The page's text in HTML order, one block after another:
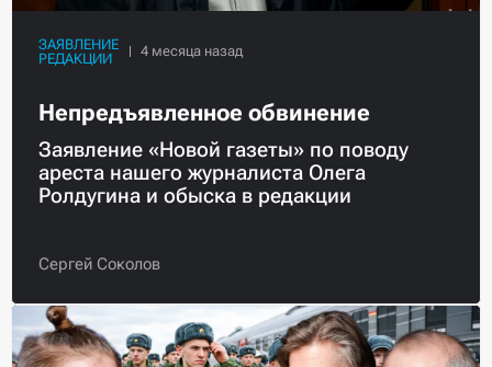
ЗАЯВЛЕНИЕ
РЕДАКЦИИ
Непредъявленное обвинение
Заявление «Новой газеты» по поводу
ареста нашего журналиста Олега
Ролдугина и обыска в редакции
Сергей Соколов